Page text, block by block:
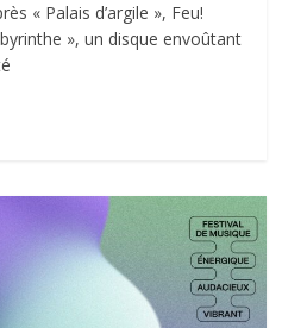
« Palais d’argile », Feu!
», un disque envoûtant